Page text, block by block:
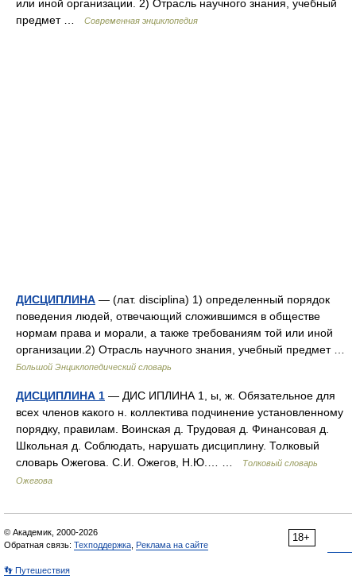
или иной организации. 2) Отрасль научного знания, учебный
предмет …
Современная энциклопедия
ДИСЦИПЛИНА — (лат. disciplina) 1) определенный порядок
поведения людей, отвечающий сложившимся в обществе
нормам права и морали, а также требованиям той или иной
организации.2) Отрасль научного знания, учебный предмет …
Большой Энциклопедический словарь
ДИСЦИПЛИНА 1 — ДИС ИПЛИНА 1, ы, ж. Обязательное для
всех членов какого н. коллектива подчинение установленному
порядку, правилам. Воинская д. Трудовая д. Финансовая д.
Школьная д. Соблюдать, нарушать дисциплину. Толковый
словарь Ожегова. С.И. Ожегов, Н.Ю.… …
Толковый словарь
Ожегова
18+
© Академик, 2000-2026
Обратная связь: Техподдержка Реклама на сайте
👣 Путешествия